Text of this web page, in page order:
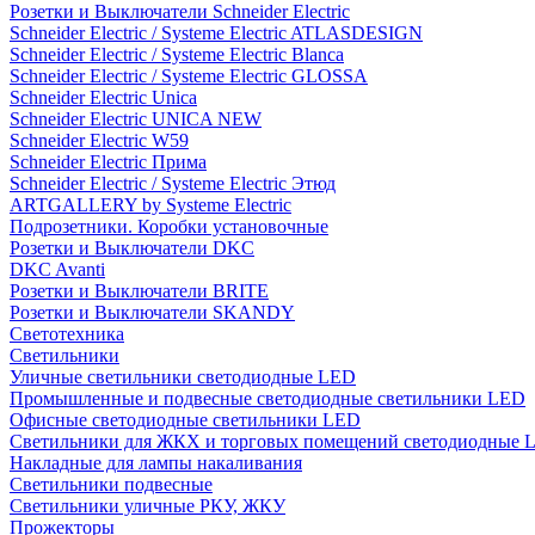
Розетки и Выключатели Schneider Electric
Schneider Electric / Systeme Electric ATLASDESIGN
Schneider Electric / Systeme Electric Blanca
Schneider Electric / Systeme Electric GLOSSA
Schneider Electric Unica
Schneider Electric UNICA NEW
Schneider Electric W59
Schneider Electric Прима
Schneider Electric / Systeme Electric Этюд
ARTGALLERY by Systeme Electric
Подрозетники. Коробки установочные
Розетки и Выключатели DKC
DKC Avanti
Розетки и Выключатели BRITE
Розетки и Выключатели SKANDY
Светотехника
Светильники
Уличные светильники светодиодные LED
Промышленные и подвесные светодиодные светильники LED
Офисные светодиодные светильники LED
Светильники для ЖКХ и торговых помещений светодиодные
Накладные для лампы накаливания
Светильники подвесные
Светильники уличные РКУ, ЖКУ
Прожекторы